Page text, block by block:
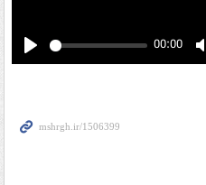
Play
00:00